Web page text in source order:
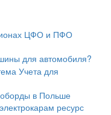
ЦФО и ПФО
для автомобиля?
Учета для
в Польше
ресурс